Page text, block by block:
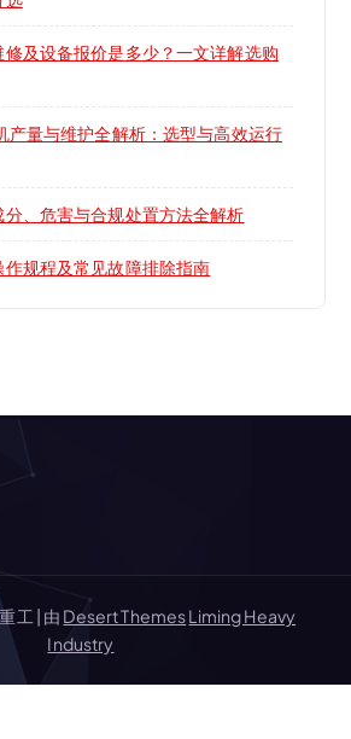
及设备报价是多少？一文详解选购
产量与维护全解析：选型与高效运行
、危害与合规处置方法全解析
规程及常见故障排除指南
工 | 由 Desert ThemesLiming Heavy
Industry